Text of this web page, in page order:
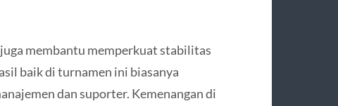
juga membantu memperkuat stabilitas
baik di turnamen ini biasanya
dan suporter. Kemenangan di